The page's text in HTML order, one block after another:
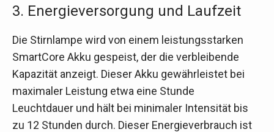
3. Energieversorgung und Laufzeit
Die Stirnlampe wird von einem leistungsstarken
SmartCore Akku gespeist, der die verbleibende
Kapazität anzeigt. Dieser Akku gewährleistet bei
maximaler Leistung etwa eine Stunde
Leuchtdauer und hält bei minimaler Intensität bis
zu 12 Stunden durch. Dieser Energieverbrauch ist